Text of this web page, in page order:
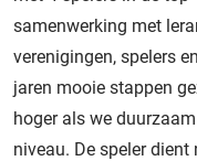
samenwerking met
verenigingen, spelers
jaren mooie stappen
hoger als we
niveau. De speler